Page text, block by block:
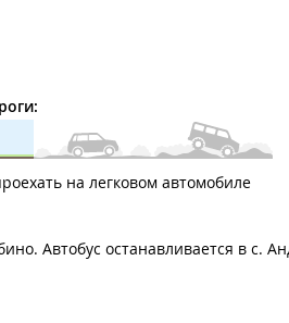
на легковом автомобиле
Автобус останавливается в с.